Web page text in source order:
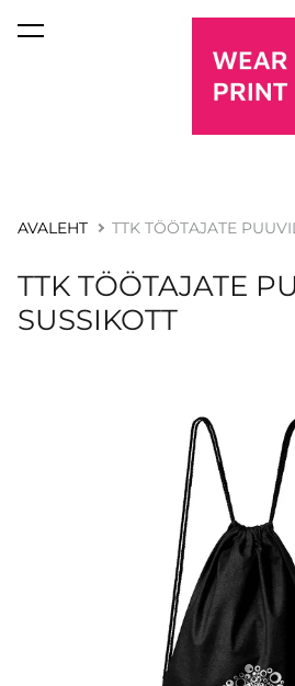
lisati ostukorvi.
AVALEHT TTK TÖÖTAJATE
TTK TÖÖTAJATE
SUSSIKOTT